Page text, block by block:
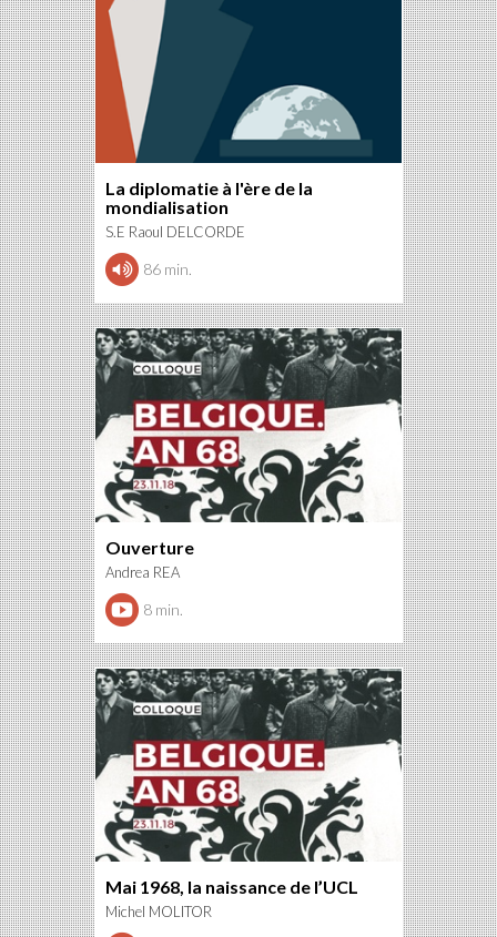
La diplomatie à l'ère de la
mondialisation
S.E Raoul DELCORDE
86 min.
Ouverture
Andrea REA
8 min.
Mai 1968, la naissance de l’UCL
Michel MOLITOR